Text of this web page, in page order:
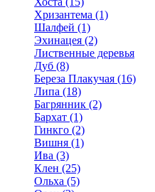
Хризантема (1)
Шалфей (1)
Эхинацея (2)
Лиственные деревья
Дуб (8)
Береза Плакучая (16)
Липа (18)
Багрянник (2)
Бархат (1)
Гинкго (2)
Вишня (1)
Ива (3)
Клен (25)
Ольха (5)